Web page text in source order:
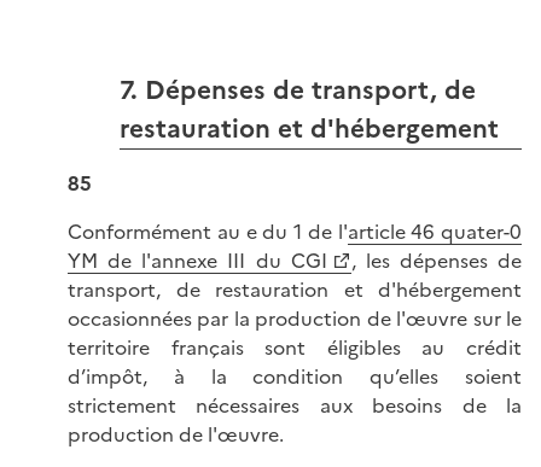
7. Dépenses de transport, de
restauration et d'hébergement
85
Conformément au e du 1 de l'article 46 quater-0
YM de l'annexe III du CGI
, les dépenses de
transport, de restauration et d'hébergement
occasionnées par la production de l'œuvre sur le
territoire français sont éligibles au crédit
d’impôt, à la condition qu’elles soient
strictement nécessaires aux besoins de la
production de l'œuvre.